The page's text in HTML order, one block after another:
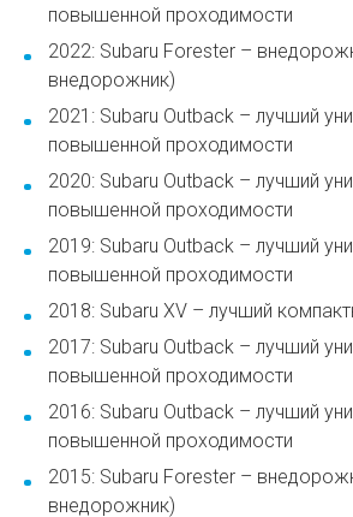
повышенной проходимости
2022: Subaru Forester –
внедорожник)
2021: Subaru Outback – лучший
повышенной проходимости
2020: Subaru Outback – лучший
повышенной проходимости
2019: Subaru Outback – лучший
повышенной проходимости
2018: Subaru XV – лучший
2017: Subaru Outback – лучший
повышенной проходимости
2016: Subaru Outback – лучший
повышенной проходимости
2015: Subaru Forester –
внедорожник)